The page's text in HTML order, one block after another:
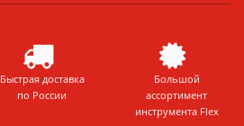
Быстрая доставка
по России
Большой
ассортимент
инструмента Flex